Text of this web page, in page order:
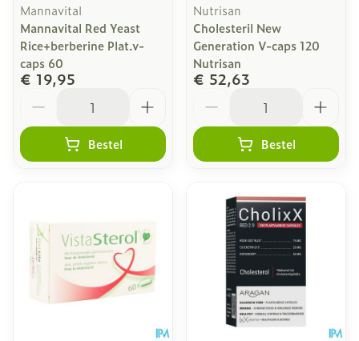
Mannavital
Mannavital Red Yeast
Rice+berberine Plat.v-
caps 60
€ 19,95
Bestel
Nutrisan
Cholesteril New
Generation V-caps 120
Nutrisan
€ 52,63
Bestel